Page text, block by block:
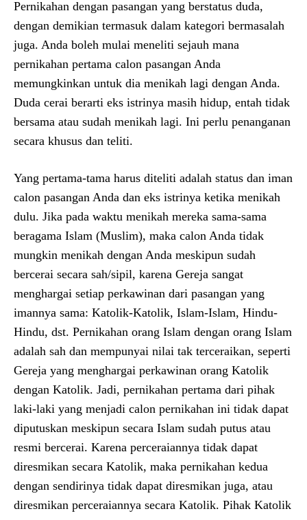
Pernikahan dengan pasangan yang berstatus duda,
dengan demikian termasuk dalam kategori bermasalah
juga. Anda boleh mulai meneliti sejauh mana
pernikahan pertama calon pasangan Anda
memungkinkan untuk dia menikah lagi dengan Anda.
Duda cerai berarti eks istrinya masih hidup, entah tidak
bersama atau sudah menikah lagi. Ini perlu penanganan
secara khusus dan teliti.
Yang pertama-tama harus diteliti adalah status dan iman
calon pasangan Anda dan eks istrinya ketika menikah
dulu. Jika pada waktu menikah mereka sama-sama
beragama Islam (Muslim), maka calon Anda tidak
mungkin menikah dengan Anda meskipun sudah
bercerai secara sah/sipil, karena Gereja sangat
menghargai setiap perkawinan dari pasangan yang
imannya sama: Katolik-Katolik, Islam-Islam, Hindu-
Hindu, dst. Pernikahan orang Islam dengan orang Islam
adalah sah dan mempunyai nilai tak terceraikan, seperti
Gereja yang menghargai perkawinan orang Katolik
dengan Katolik. Jadi, pernikahan pertama dari pihak
laki-laki yang menjadi calon pernikahan ini tidak dapat
diputuskan meskipun secara Islam sudah putus atau
resmi bercerai. Karena perceraiannya tidak dapat
diresmikan secara Katolik, maka pernikahan kedua
dengan sendirinya tidak dapat diresmikan juga, atau
diresmikan perceraiannya secara Katolik. Pihak Katolik